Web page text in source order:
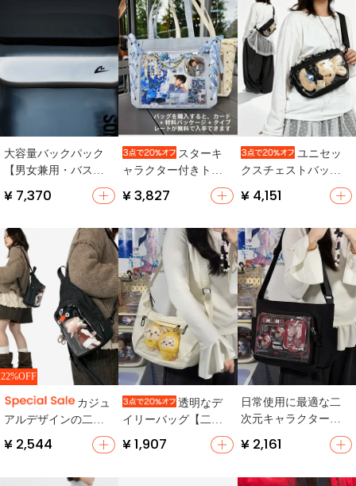
大容量バックパック
【男女兼用・バスケ
ットボール・バドミ
ントン対応・多機
対応）
¥ 7,370
スターキ
ャラクター付きトー
トバッグ【リボンデ
ザイン・ショルダー
ップ対応）
¥ 3,827
ユニセッ
クスチェストバッグ
ル・斜め掛け】
¥ 4,151
22%OFF
カジュ
アルデザインの二次
元風リュック【ブラ
ック・日常用・空
¥ 2,544
透明なデ
イリーバッグ【二次
元風・ショルダース
トラップ・シンプル
¥ 1,907
日常使用に最適な二
次元キャラクターシ
ョルダーバッグ【デ
ザイン・斜め掛けタ
¥ 2,161